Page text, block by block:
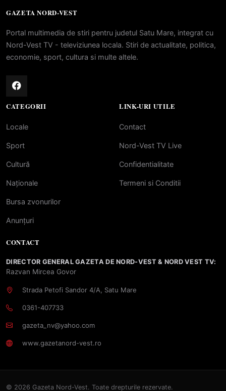
GAZETA NORD-VEST
Portal multimedia de stiri pentru judetul Satu Mare, integrat cu
Nord-Vest TV - televiziunea locala. Stiri de actualitate, politica,
economie, sport, cultura si multe altele.
CATEGORII
Locale
Sport
Cultură
Naționale
Bursa zvonurilor
Anunțuri
LINK-URI UTILE
Contact
Nord-Vest TV Live
Confidentialitate
Termeni si Conditii
CONTACT
DIRECTOR GENERAL GAZETA DE NORD-VEST & NORD VEST TV:
Razvan Mircea Govor
Strada Petofi Sandor 4/A, Satu Mare
0361-407733
gazeta_nv@yahoo.com
www.gazetanord-vest.ro
© 2026 Gazeta Nord-Vest. Toate drepturile rezervate.